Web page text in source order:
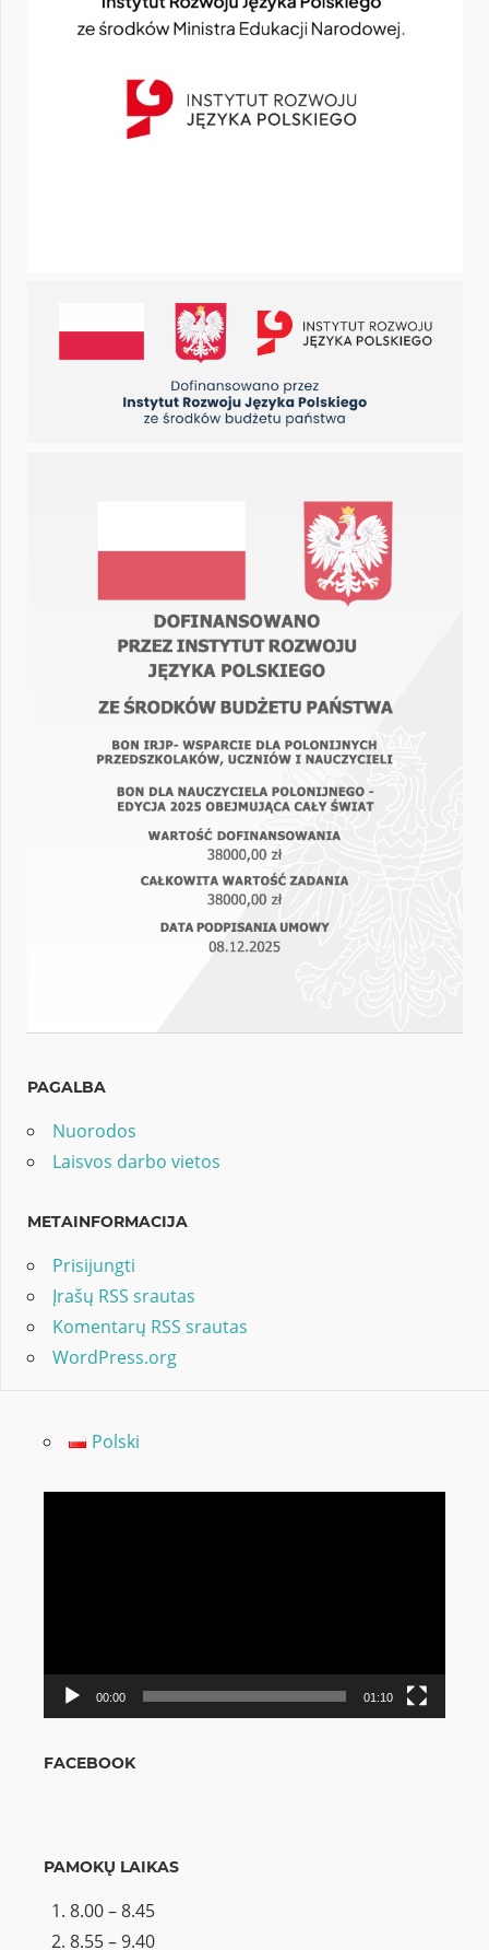
PAGALBA
Nuorodos
Laisvos darbo vietos
METAINFORMACIJA
Prisijungti
Įrašų RSS srautas
Komentarų RSS srautas
WordPress.org
Polski
00:00 01:10
FACEBOOK
PAMOKŲ LAIKAS
8.00 – 8.45
8.55 – 9.40